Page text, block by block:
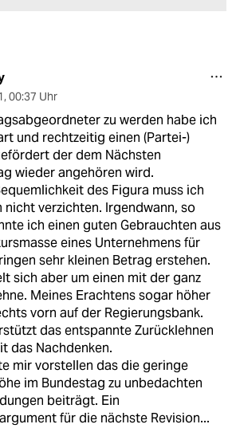
, 00:37 Uhr
zu werden habe ich
und rechtzeitig einen (Partei-)
der dem Nächsten
wieder angehören wird.
des Figura muss ich
verzichten. Irgendwann, so
ich einen guten Gebrauchten aus
eines Unternehmens für
sehr kleinen Betrag erstehen.
sich aber um einen mit der ganz
Meines Erachtens sogar höher
vorn auf der Regierungsbank.
das entspannte Zurücklehnen
das Nachdenken.
mir vorstellen das die geringe
im Bundestag zu unbedachten
beiträgt. Ein
für die nächste Revision...